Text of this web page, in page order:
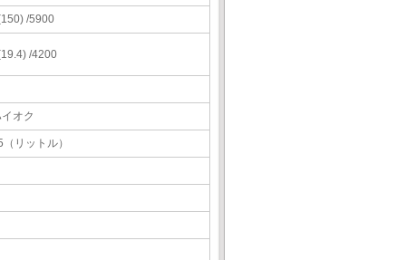
/5900
/4200
オク
（リットル）